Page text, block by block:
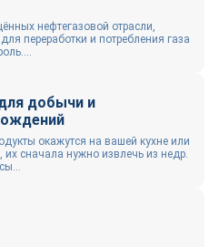
нефтегазовой отрасли,
переработки и потребления газа
добычи и
окажутся на вашей кухне или
сначала нужно извлечь из недр.